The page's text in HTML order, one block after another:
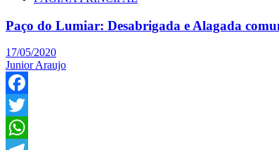
Paço do Lumiar: Desabrigada e Alagada
17/05/2020
Junior Araujo
Facebook
Twitter